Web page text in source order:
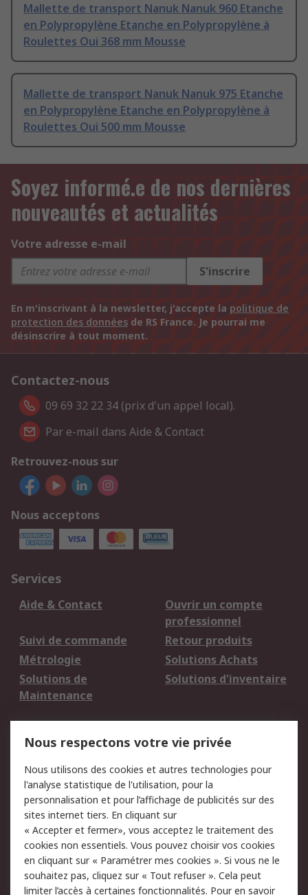
Mallette de transport Nanuk Nanuk 960 Etanche
en Polypropylène Etanche en Polypropylène à
Roulettes Oui 368 mm Mousse
Mallette de transport Nanuk Nanuk 975 Etanche
en Polypropylène Etanche en Polypropylène à
Roulettes Oui 500 mm Mousse
Soyez informé.e de nos dernières
nouveautés et actualités
Votre adresse e-mail
S'inscrire
En m'inscrivant à la newsletter, j'accepte la politique de
protection des données de RS France. Je pourrai me
désinscrire à tout moment.
Contactez-nous
09 69 32 22 34 (prix d'un appel local).
Par e-mail dans Aide & Contact
Retrouvez-nous sur
Nous acceptons
Services
Aide & Contact
Ouvrir un compte
professionnel
Suivi de commande
Retour produits
Métrologie
Solutions Achats
Solutions de
Maintenance
Solutions d'inventaire
du site
Politique de protection
des données - Mise à
jour
Sécurité des E-mails
Conditions générales
de vente
Politique anti-
corruption
Campagnes marketing
Nous respectons votre vie privée
Nous utilisons des cookies et autres technologies pour
l'analyse statistique de l'utilisation, pour la
personnalisation et pour l’affichage de publicités sur des
sites internet tiers. En cliquant sur
« Accepter et fermer», vous acceptez le traitement des
cookies non essentiels. Vous pouvez choisir vos cookies
en cliquant sur « Paramétrer mes cookies ». Si vous ne le
souhaitez pas, cliquez sur « Tout refuser ». Cela peut
limiter l’accès à certaines fonctionnalités. Pour en savoir